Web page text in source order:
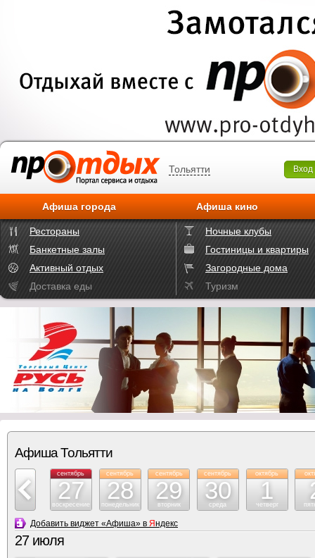
Тольятти Вход
Афиша города Афиша кино
Рестораны
Ночные клубы
Банкетные залы
Гостиницы и квартиры
Активный отдых
Загородные дома
Доставка еды
Туризм
Афиша Тольятти
26
сентябрь
27
воскресение
сентябрь
28
понедельник
сентябрь
29
вторник
сентябрь
30
среда
октябрь
1
четверг
Добавить виджет «Афиша» в Яндекс
27 июля